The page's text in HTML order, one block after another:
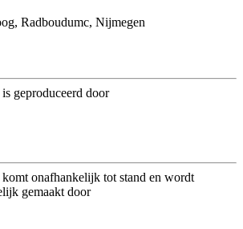
Radboudumc, Nijmegen
geproduceerd door
onafhankelijk tot stand en wordt
gemaakt door